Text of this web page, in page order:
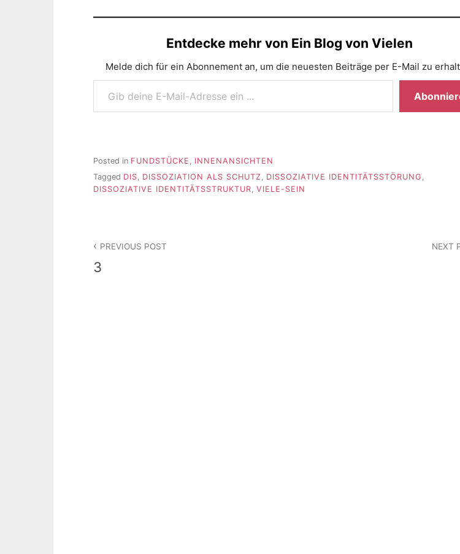
Entdecke mehr von Ein Blog von Vielen
Melde dich für ein Abonnement an, um die neuesten Beiträge per E-Mail zu
Gib deine E-Mail-Adresse ein ...
Posted in FUNDSTÜCKE
INNENANSICHTEN
Tagged DIS, DISSOZIATION ALS SCHUTZ, DISSOZIATIVE IDENTITÄTSSTÖRUNG ,
DISSOZIATIVE IDENTITÄTSSTRUKTUR, VIELE-SEIN
PREVIOUS POST
3
NEXT